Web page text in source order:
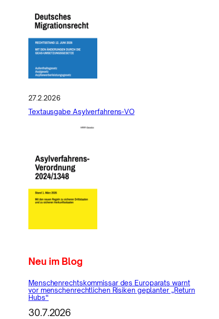
27.2.2026
Textausgabe Asylverfahrens-VO
Neu im Blog
Menschenrechtskommissar des Europarats warnt
vor menschenrechtlichen Risiken geplanter „Return
Hubs“
30.7.2026